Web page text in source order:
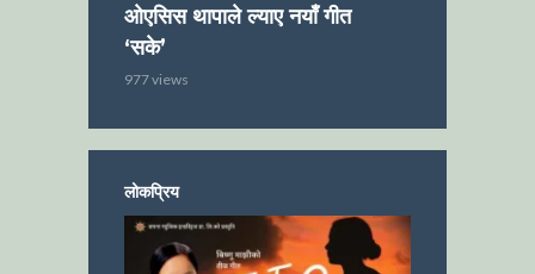
ओएसिस थापाले ल्याए नयाँ गीत
‘सके’
977 views
लोकप्रिय